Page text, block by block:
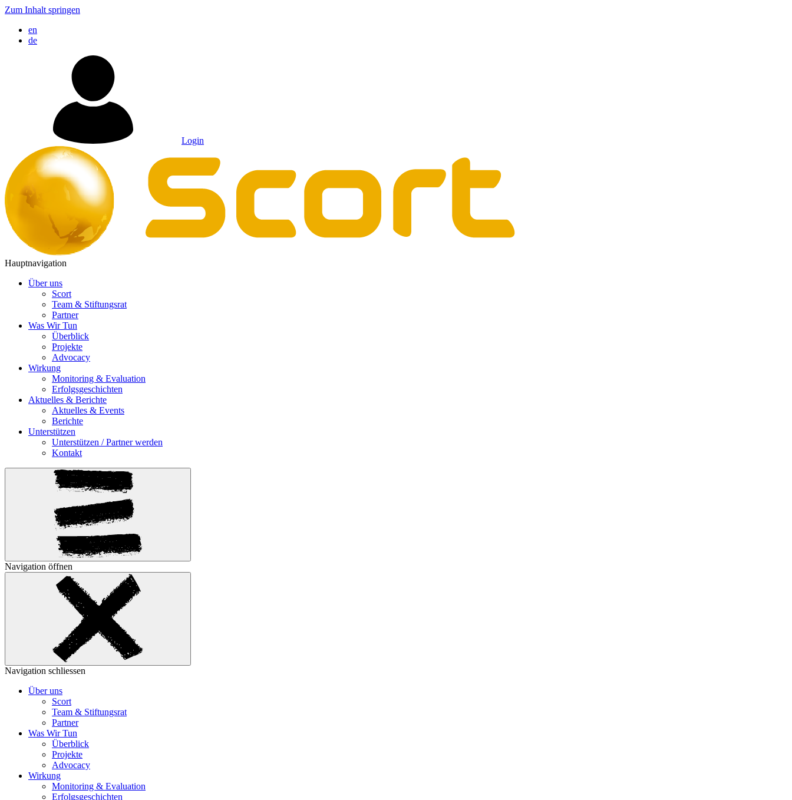
Zum Inhalt springen
en
de
Login
Hauptnavigation
Über uns
Scort
Team & Stiftungsrat
Partner
Was Wir Tun
Überblick
Projekte
Advocacy
Wirkung
Monitoring & Evaluation
Erfolgsgeschichten
Aktuelles & Berichte
Aktuelles & Events
Berichte
Unterstützen
Unterstützen / Partner werden
Kontakt
Navigation öffnen
Navigation schliessen
Über uns
Scort
Team & Stiftungsrat
Partner
Was Wir Tun
Überblick
Projekte
Advocacy
Wirkung
Monitoring & Evaluation
Erfolgsgeschichten